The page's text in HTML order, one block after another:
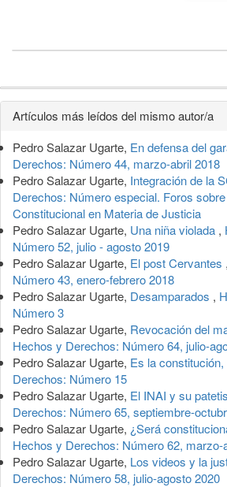
Detalles
del
artículo
Artículos más leídos del mismo autor/a
Pedro Salazar Ugarte, En defensa del
Derechos: Número 44, marzo-abril 2018
Pedro Salazar Ugarte, Integración de la
Derechos: Número especial. Foros
Constitucional en Materia de Justicia
Pedro Salazar Ugarte, Una niña violada ,
Número 52, julio - agosto 2019
Pedro Salazar Ugarte, El post Cervantes ,
Número 43, enero-febrero 2018
Pedro Salazar Ugarte, Desamparados ,
Número 3
Pedro Salazar Ugarte, Revocación del
Hechos y Derechos: Número 64, julio-
Pedro Salazar Ugarte, Es la
Derechos: Número 15
Pedro Salazar Ugarte, El INAI y su
Derechos: Número 65, septiembre-
Pedro Salazar Ugarte, ¿Será
Hechos y Derechos: Número 62, marzo-
Pedro Salazar Ugarte, Los videos y la
Derechos: Número 58, julio-agosto 2020